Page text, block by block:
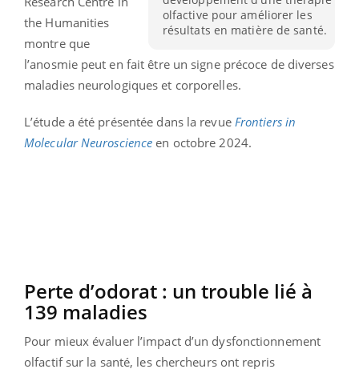
olfactive pour améliorer les
résultats en matière de santé.
the Humanities
montre que
l’anosmie peut en fait être un signe précoce de diverses
maladies neurologiques et corporelles.
L’étude a été présentée dans la revue Frontiers in
Molecular Neuroscience en octobre 2024.
Perte d’odorat : un trouble lié à
139 maladies
Pour mieux évaluer l’impact d’un dysfonctionnement
olfactif sur la santé, les chercheurs ont repris